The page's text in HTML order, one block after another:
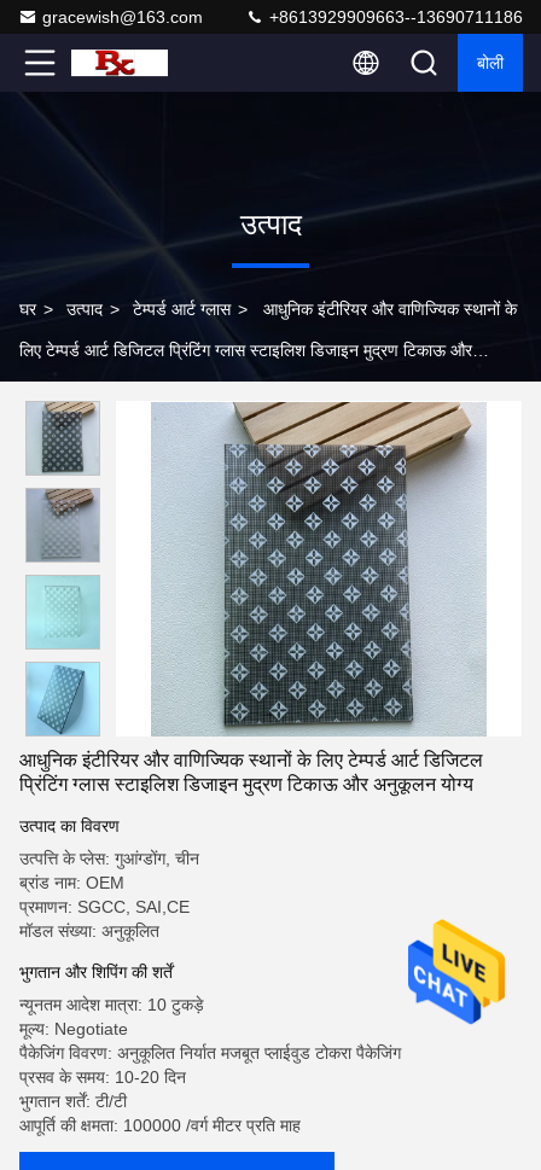
gracewish@163.com +8613929909663--13690711186
बोली
उत्पाद
घर > उत्पाद > टेम्पर्ड आर्ट ग्लास > आधुनिक इंटीरियर और वाणिज्यिक स्थानों के
लिए टेम्पर्ड आर्ट डिजिटल प्रिंटिंग ग्लास स्टाइलिश डिजाइन मुद्रण टिकाऊ और
आधुनिक इंटीरियर और वाणिज्यिक स्थानों के लिए टेम्पर्ड आर्ट डिजिटल
प्रिंटिंग ग्लास स्टाइलिश डिजाइन मुद्रण टिकाऊ और अनुकूलन योग्य
उत्पाद का विवरण
उत्पत्ति के प्लेस: गुआंग्डोंग, चीन
ब्रांड नाम: OEM
प्रमाणन: SGCC, SAI,CE
मॉडल संख्या: अनुकूलित
भुगतान और शिपिंग की शर्तें
न्यूनतम आदेश मात्रा: 10 टुकड़े
मूल्य: Negotiate
पैकेजिंग विवरण: अनुकूलित निर्यात मजबूत प्लाईवुड टोकरा पैकेजिंग
प्रसव के समय: 10-20 दिन
भुगतान शर्तें: टी/टी
आपूर्ति की क्षमता: 100000 /वर्ग मीटर प्रति माह